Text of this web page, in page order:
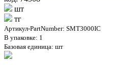
шт
тг
Артикул-PartNumber: SMT3000IC
В упаковке: 1
Базовая единица: шт